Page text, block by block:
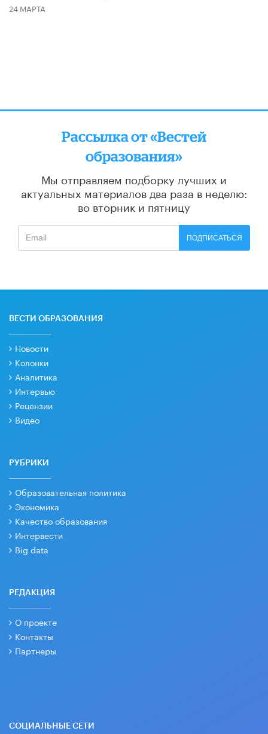
24 МАРТА
Рассылка от «Вестей
образования»
Мы отправляем подборку лучших и
актуальных материалов два раза в неделю:
во вторник и пятницу
ПОДПИСАТЬСЯ
ВЕСТИ ОБРАЗОВАНИЯ
Новости
Колонки
Аналитика
Интервью
Рецензии
Видео
РУБРИКИ
Образовательная политика
Экономика
Качество образования
Интервести
Big data
РЕДАКЦИЯ
О проекте
Контакты
Партнеры
СОЦИАЛЬНЫЕ СЕТИ